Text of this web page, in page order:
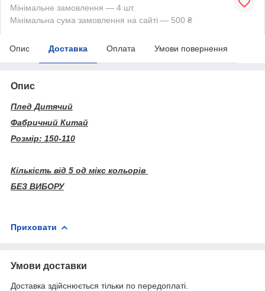
Мінімальне замовлення — 4 шт.
Мінімальна сума замовлення на сайті — 500 ₴
Опис Доставка Оплата Умови повернення
Опис
Плед Дитячий
Фабричний Китай
Розмір: 150-110
Кількість від 5 од мікс кольорів
БЕЗ ВИБОРУ
Приховати
Умови доставки
Доставка здійснюється тільки по передоплаті.